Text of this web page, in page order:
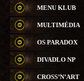
MENU KLUB
MULTIMÉDIA
OS PARADOX
DIVADLO NP
CROSS’N’ART